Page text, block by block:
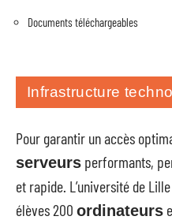
Documents téléchargeables
Infrastructure
Pour garantir un accès
serveurs performants,
et rapide. L’université de
élèves 200 ordinateurs